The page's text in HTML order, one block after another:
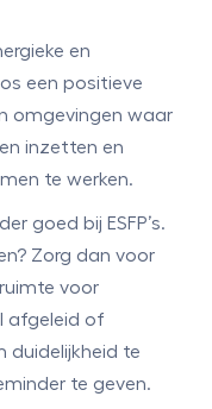
en
een positieve
omgevingen waar
inzetten en
te werken.
goed bij ESFP’s.
Zorg dan voor
voor
afgeleid of
duidelijkheid te
te geven.